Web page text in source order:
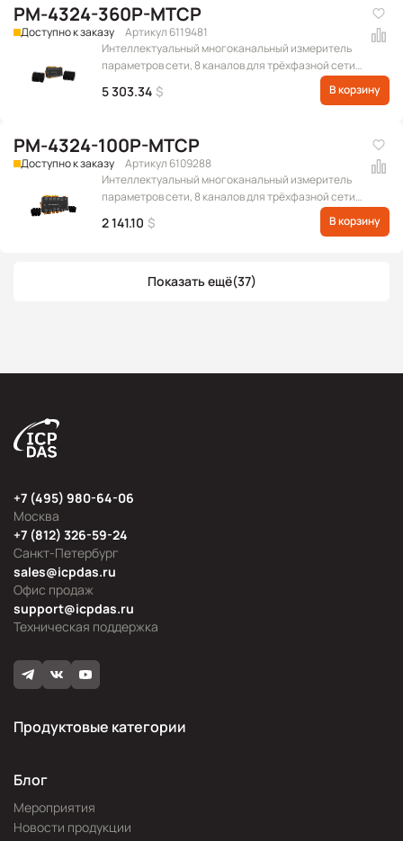
PM-4324-360P-MTCP
Доступно к заказу
Артикул 6119481
Интеллектуальный многоканальный измеритель
параметров сети, 8 каналов для трёхфазной сети
или 24 канала для однофазной сети, Modbus TCP, в
комплекте токовое кольцо 300 А
5 303.34 $ В корзину
PM-4324-100P-MTCP
Доступно к заказу
Артикул 6109288
Интеллектуальный многоканальный измеритель
параметров сети, 8 каналов для трёхфазной сети
или 24 канала для однофазной сети, Modbus TCP, в
комплекте токовое кольцо 60 А
2 141.10 $ В корзину
Показать ещё(37)
Москва
+7 (495) 980-64-06
Офис продаж
sales@icpdas.ru
Санкт-Петербург
+7 (812) 326-59-24
Техническая поддержка
support@icpdas.ru
Продуктовые категории
Блог
Мероприятия
Новости продукции